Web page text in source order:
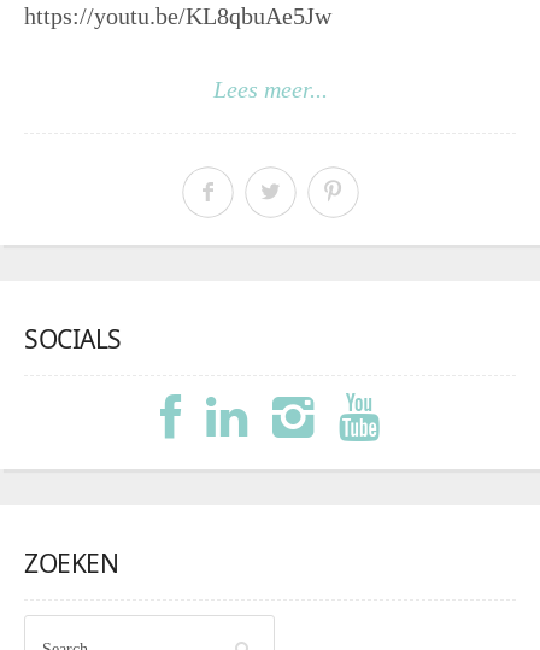
https://youtu.be/KL8qbuAe5Jw
Lees meer...
SOCIALS
ZOEKEN